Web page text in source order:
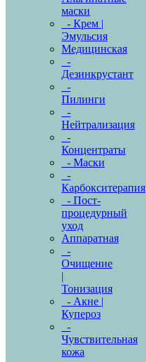
маски
- Крем |
Эмульсия
Медицинская
-
Дезинкрустант
-
Пилинги
-
Нейтрализация
-
Концентраты
- Маски
-
Карбокситерапия
- Пост-
процедурный
уход
Аппаратная
-
Очищение
|
Тонизация
- Акне |
Купероз
-
Чувствительная
кожа